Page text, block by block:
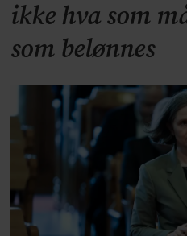
ikke hva som
som belønnes